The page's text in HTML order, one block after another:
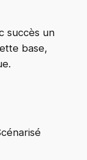
succès un
base,